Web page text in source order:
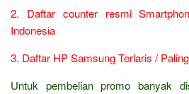
2. Daftar counter resmi
Indonesia
3. Daftar HP Samsung Terlaris /
Untuk pembelian promo banyak